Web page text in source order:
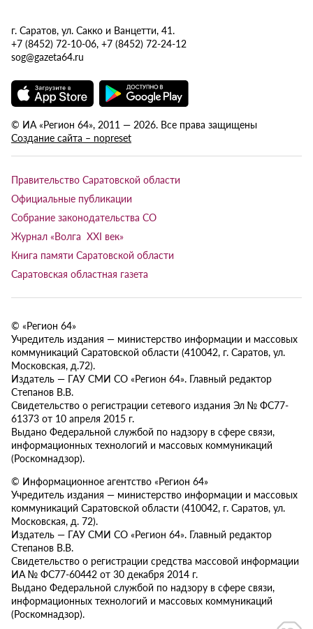
г. Саратов, ул. Сакко и Ванцетти, 41.
+7 (8452) 72-10-06, +7 (8452) 72-24-12
sog@gazeta64.ru
© ИА «Регион 64», 2011 — 2026. Все права защищены
Создание сайта – nopreset
Правительство Саратовской области
Официальные публикации
Собрание законодательства СО
Журнал «Волга XXI век»
Книга памяти Саратовской области
Саратовская областная газета
© «Регион 64»
Учредитель издания — министерство информации и массовых
коммуникаций Саратовской области (410042, г. Саратов, ул.
Московская, д.72).
Издатель — ГАУ СМИ СО «Регион 64». Главный редактор
Степанов В.В.
Свидетельство о регистрации сетевого издания Эл № ФС77-
61373 от 10 апреля 2015 г.
Выдано Федеральной службой по надзору в сфере связи,
информационных технологий и массовых коммуникаций
(Роскомнадзор).
© Информационное агентство «Регион 64»
Учредитель издания — министерство информации и массовых
коммуникаций Саратовской области (410042, г. Саратов, ул.
Московская, д. 72).
Издатель — ГАУ СМИ СО «Регион 64». Главный редактор
Степанов В.В.
Свидетельство о регистрации средства массовой информации
ИА № ФС77-60442 от 30 декабря 2014 г.
Выдано Федеральной службой по надзору в сфере связи,
информационных технологий и массовых коммуникаций
(Роскомнадзор).